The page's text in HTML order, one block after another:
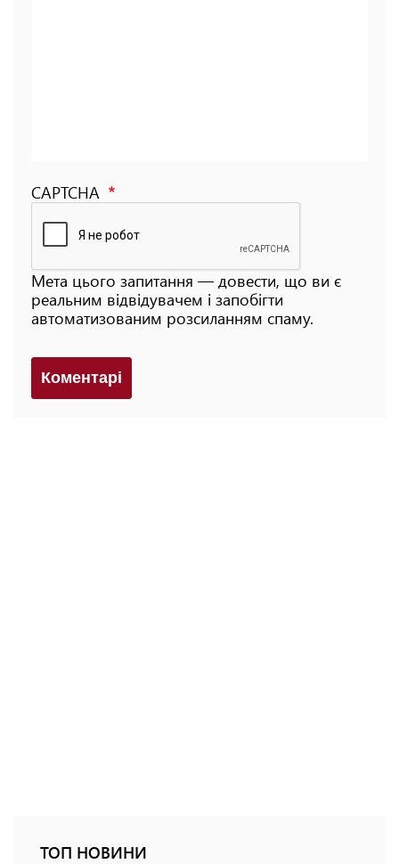
CAPTCHA
Мета цього запитання — довести, що ви є
реальним відвідувачем і запобігти
автоматизованим розсиланням спаму.
Коментарi
ТОП НОВИНИ